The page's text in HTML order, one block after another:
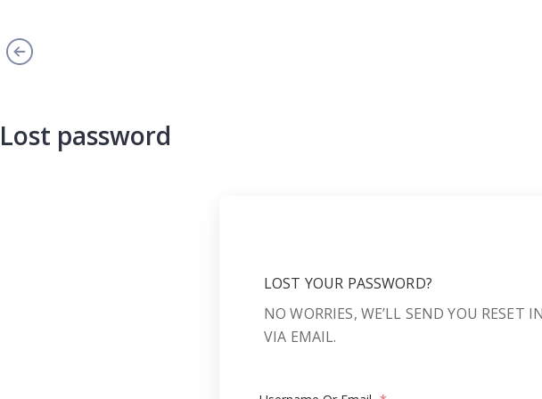
Lost password
LOST YOUR PASSWORD?
NO WORRIES, WE’LL SEND YOU RESET
VIA EMAIL.